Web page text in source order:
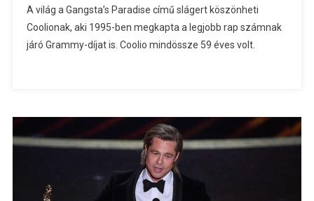
A világ a Gangsta’s Paradise című slágert köszönheti
Coolionak, aki 1995-ben megkapta a legjobb rap számnak
járó Grammy-díjat is. Coolio mindössze 59 éves volt.